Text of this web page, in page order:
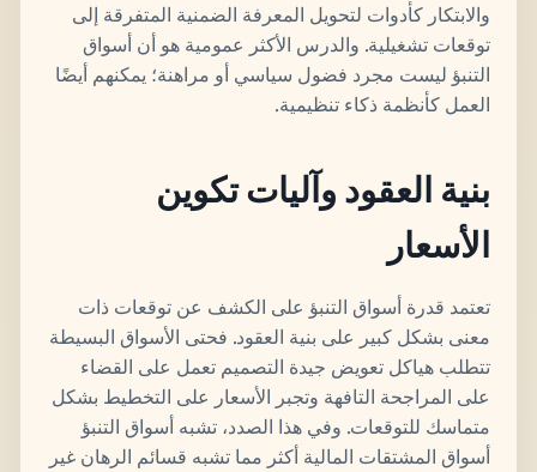
والابتكار كأدوات لتحويل المعرفة الضمنية المتفرقة إلى
توقعات تشغيلية. والدرس الأكثر عمومية هو أن أسواق
التنبؤ ليست مجرد فضول سياسي أو مراهنة؛ يمكنهم أيضًا
العمل كأنظمة ذكاء تنظيمية.
بنية العقود وآليات تكوين
الأسعار
تعتمد قدرة أسواق التنبؤ على الكشف عن توقعات ذات
معنى بشكل كبير على بنية العقود. فحتى الأسواق البسيطة
تتطلب هياكل تعويض جيدة التصميم تعمل على القضاء
على المراجحة التافهة وتجبر الأسعار على التخطيط بشكل
متماسك للتوقعات. وفي هذا الصدد، تشبه أسواق التنبؤ
أسواق المشتقات المالية أكثر مما تشبه قسائم الرهان غير